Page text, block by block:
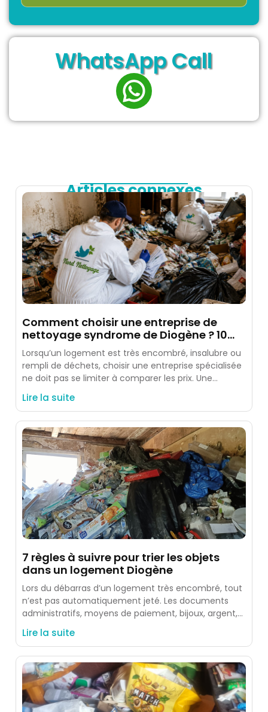
WhatsApp Call
Articles connexes
Comment choisir une entreprise de
nettoyage syndrome de Diogène ? 10
critères à vérifier
Lorsqu’un logement est très encombré, insalubre ou
rempli de déchets, choisir une entreprise spécialisée
ne doit pas se limiter à comparer les prix. Une
Lire la suite
7 règles à suivre pour trier les objets
dans un logement Diogène
Lors du débarras d’un logement très encombré, tout
n’est pas automatiquement jeté. Les documents
administratifs, moyens de paiement, bijoux, argent,
Lire la suite